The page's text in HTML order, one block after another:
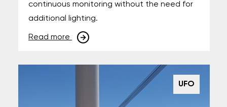
continuous monitoring without the need for
additional lighting.
Read more
UFO